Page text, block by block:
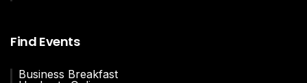
Find Events
Business Breakfast